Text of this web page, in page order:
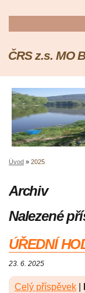
ČRS z.s. MO
Úvod » 2025
Archiv
Nalezené
ÚŘEDNÍ
23. 6. 2025
Celý příspěvek